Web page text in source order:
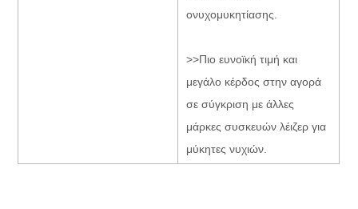
ονυχομυκητίασης.
>>Πιο ευνοϊκή τιμή και
μεγάλο κέρδος στην αγορά
σε σύγκριση με άλλες
μάρκες συσκευών λέιζερ για
μύκητες νυχιών.